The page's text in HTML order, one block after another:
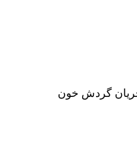
گردش خون